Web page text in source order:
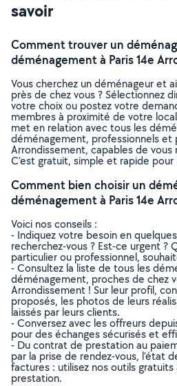
savoir
Comment trouver un
déménagement à Paris 14e
Vous cherchez un déménageur et
près de chez vous ? Sélectionnez
votre choix ou postez votre
membres à proximité de votre
met en relation avec tous les
déménagement, professionnels et
Arrondissement, capables de
C’est gratuit, simple et rapide
Comment bien choisir un
déménagement à Paris 14e
Voici nos conseils :
- Indiquez votre besoin en
recherchez-vous ? Est-ce urgent ?
particulier ou professionnel,
- Consultez la liste de tous les
déménagement, proches de chez
Arrondissement ! Sur leur profil,
proposés, les photos de leurs
laissés par leurs clients.
- Conversez avec les offreurs
pour des échanges sécurisés et
- Du contrat de prestation au
par la prise de rendez-vous, l’état
factures : utilisez nos outils
prestation.